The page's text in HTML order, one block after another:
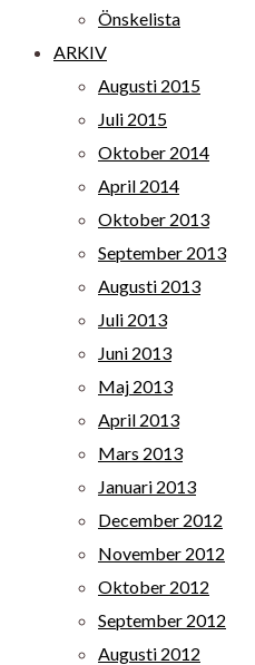
Önskelista
ARKIV
Augusti 2015
Juli 2015
Oktober 2014
April 2014
Oktober 2013
September 2013
Augusti 2013
Juli 2013
Juni 2013
Maj 2013
April 2013
Mars 2013
Januari 2013
December 2012
November 2012
Oktober 2012
September 2012
Augusti 2012